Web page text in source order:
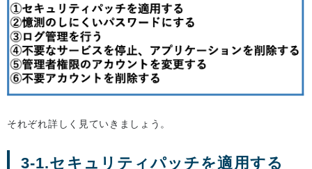
それぞれ詳しく見ていきましょう。
3-1.セキュリティパッチを適用する